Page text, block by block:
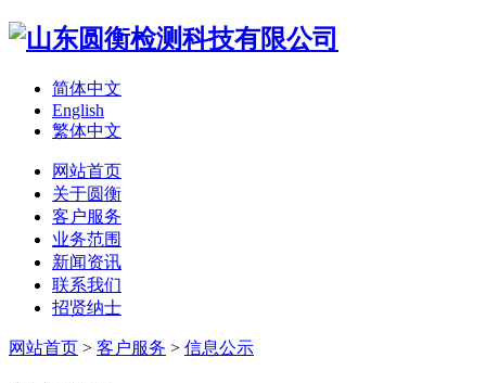
简体中文
English
繁体中文
网站首页
关于圆衡
客户服务
业务范围
新闻资讯
联系我们
招贤纳士
网站首页 > 客户服务 > 信息公示